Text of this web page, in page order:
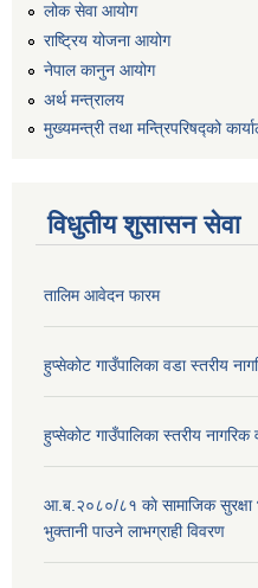
लोक सेवा आयोग
राष्ट्रिय योजना आयोग
नेपाल कानुन आयोग
अर्थ मन्त्रालय
मुख्यमन्त्री तथा मन्त्रिपरिषद्को
विधुतीय शुसासन सेवा
तालिम आवेदन फारम
हुप्सेकोट गाउँपालिका वडा स्तरीय
हुप्सेकोट गाउँपालिका स्तरीय
आ.ब.२०८०/८१ काे सामाजिक सुरक्षा
भुक्तानी पाउने लाभग्राही विवरण